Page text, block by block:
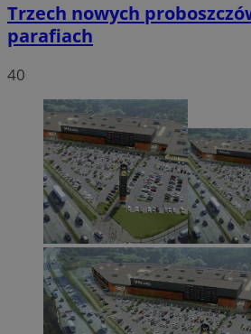
Trzech nowych
parafiach
40